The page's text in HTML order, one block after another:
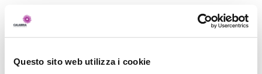
Questo sito web utilizza i cookie